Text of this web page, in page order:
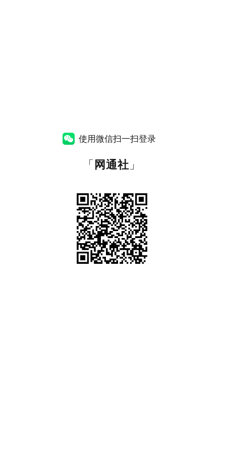
使用微信扫一扫登录
「 网通社 」